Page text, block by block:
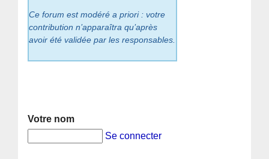
Ce forum est modéré a priori : votre
contribution n’apparaîtra qu’après
avoir été validée par les responsables.
Votre nom
Se connecter